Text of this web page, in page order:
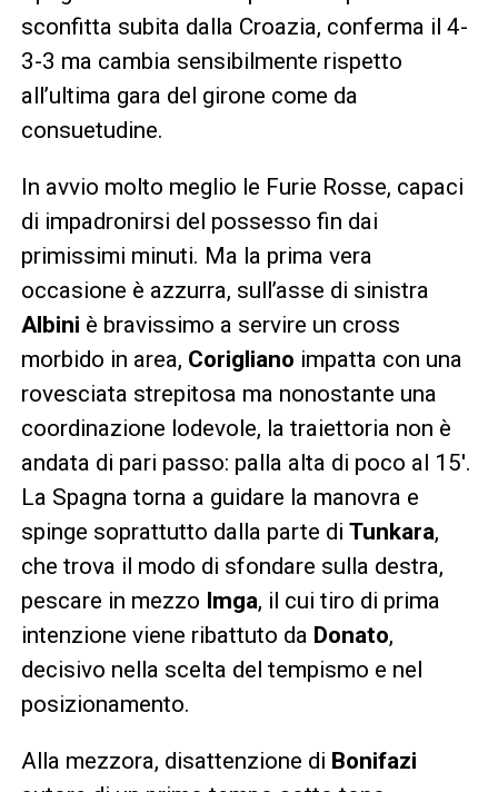
sconfitta subita dalla Croazia, conferma il 4-
3-3 ma cambia sensibilmente rispetto
all’ultima gara del girone come da
consuetudine.
In avvio molto meglio le Furie Rosse, capaci
di impadronirsi del possesso fin dai
primissimi minuti. Ma la prima vera
occasione è azzurra, sull’asse di sinistra
Albini è bravissimo a servire un cross
morbido in area, Corigliano impatta con una
rovesciata strepitosa ma nonostante una
coordinazione lodevole, la traiettoria non è
andata di pari passo: palla alta di poco al 15′.
La Spagna torna a guidare la manovra e
spinge soprattutto dalla parte di Tunkara,
che trova il modo di sfondare sulla destra,
pescare in mezzo Imga, il cui tiro di prima
intenzione viene ribattuto da Donato,
decisivo nella scelta del tempismo e nel
posizionamento.
Alla mezzora, disattenzione di Bonifazi